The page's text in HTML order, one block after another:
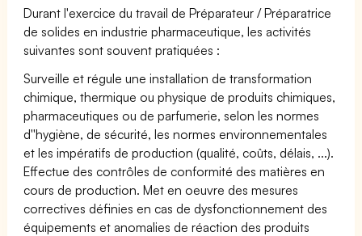
Durant l'exercice du travail de Préparateur / Préparatrice
de solides en industrie pharmaceutique, les activités
suivantes sont souvent pratiquées :
Surveille et régule une installation de transformation
chimique, thermique ou physique de produits chimiques,
pharmaceutiques ou de parfumerie, selon les normes
d''hygiène, de sécurité, les normes environnementales
et les impératifs de production (qualité, coûts, délais, ...).
Effectue des contrôles de conformité des matières en
cours de production. Met en oeuvre des mesures
correctives définies en cas de dysfonctionnement des
équipements et anomalies de réaction des produits